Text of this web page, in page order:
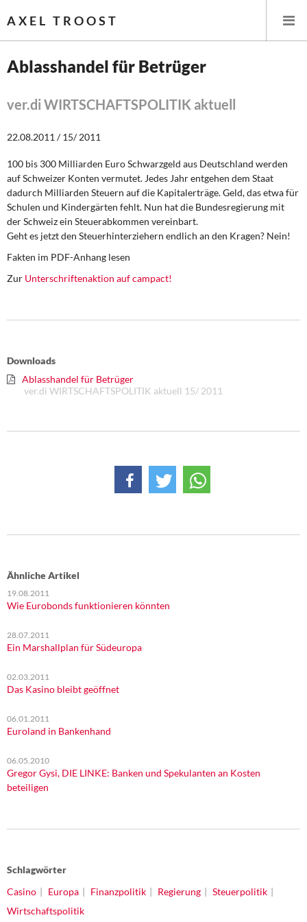
AXEL TROOST
Leitlinien linker Wirtschafts- und Finanzpolitik
Wirtschaftspolitik
Steuer- und Finanzpolitik
Öffentliche Infrastruktur und Daseinsvorsorge
Eurokrise und Griechenland
Memo-Gruppe
Ablasshandel für Betrüger
ver.di WIRTSCHAFTSPOLITIK aktuell
22.08.2011 / 15/ 2011
100 bis 300 Milliarden Euro Schwarzgeld aus Deutschland werden
auf Schweizer Konten vermutet. Jedes Jahr entgehen dem Staat
dadurch Milliarden Steuern auf die Kapitalerträge. Geld, das etwa für
Schulen und Kindergärten fehlt. Nun hat die Bundesregierung mit
der Schweiz ein Steuerabkommen vereinbart.
Geht es jetzt den Steuerhinterziehern endlich an den Kragen? Nein!
Fakten im PDF-Anhang lesen
Zur Unterschriftenaktion auf campact!
Downloads
Ablasshandel für Betrüger
ver.di WIRTSCHAFTSPOLITIK aktuell 15/ 2011
Ähnliche Artikel
19.08.2011
Wie Eurobonds funktionieren könnten
28.07.2011
Ein Marshallplan für Südeuropa
02.03.2011
Das Kasino bleibt geöffnet
06.01.2011
Euroland in Bankenhand
06.05.2010
Gregor Gysi, DIE LINKE: Banken und Spekulanten an Kosten
beteiligen
Schlagwörter
Casino
Europa Finanzpolitik Regierung
Steuerpolitik
Wirtschaftspolitik